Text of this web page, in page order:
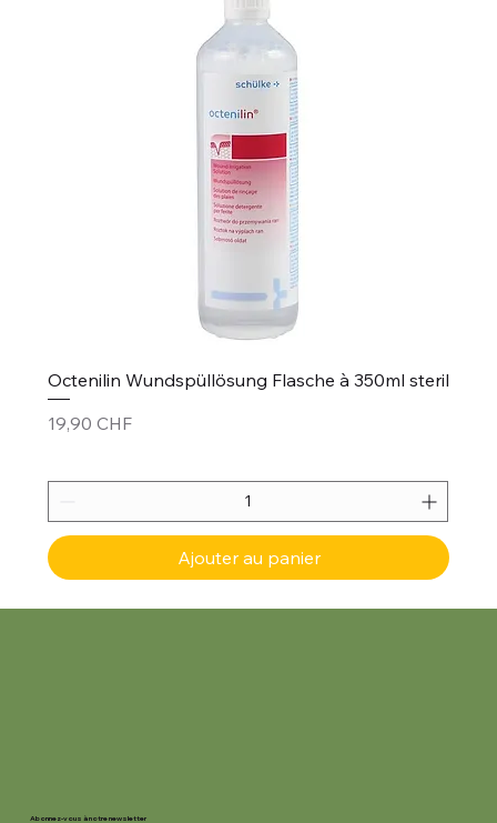
Octenilin Wundspüllösung Flasche à 350ml steril
Prix
19,90 CHF
Ajouter au panier
Abonnez-vous à notre newsletter